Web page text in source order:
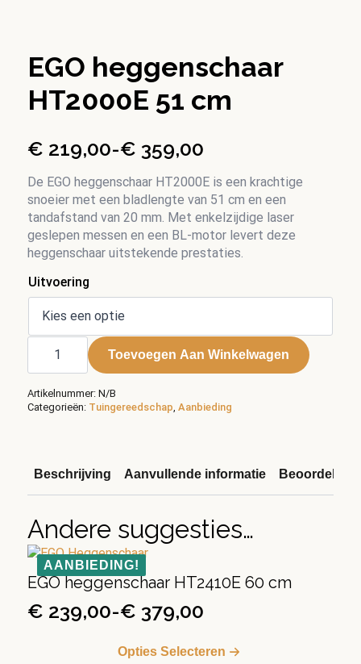
EGO heggenschaar
HT2000E 51 cm
€ 219,00-€ 359,00
Prijsklasse:
€ 219,00
tot
€ 359,00
De EGO heggenschaar HT2000E is een krachtige
snoeier met een bladlengte van 51 cm en een
tandafstand van 20 mm. Met enkelzijdige laser
geslepen messen en een BL-motor levert deze
heggenschaar uitstekende prestaties.
Uitvoering
EGO
heggenschaar
cm
aantal
Toevoegen Aan Winkelwagen
Artikelnummer: N/B
Categorieën: Tuingereedschap Aanbieding
Beschrijving Aanvullende informatie
Andere suggesties…
AANBIEDING!
EGO heggenschaar HT2410E 60 cm
€ 239,00-€ 379,00
Prijsklasse:
Opties Selecteren